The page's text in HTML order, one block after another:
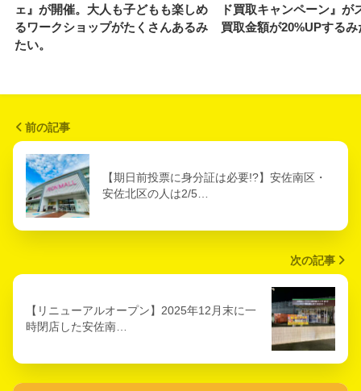
ェ』が開催。大人も子どもも楽しめ
るワークショップがたくさんあるみ
たい。
ド買取キャンペーン』が
買取金額が20%UPするみ
前の記事
【期日前投票に身分証は必要!?】安佐南区・
安佐北区の人は2/5…
次の記事
【リニューアルオープン】2025年12月末に一
時閉店した安佐南…